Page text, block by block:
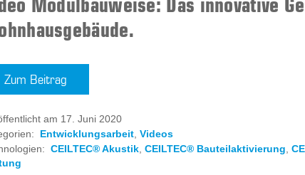
Modulbauweise: Das innovative
Zum Beitrag
am 17. Juni 2020
Entwicklungsarbeit, Videos
CEILTEC® Akustik, CEILTEC® Bauteilaktivierung